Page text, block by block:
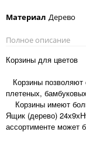
Материал Дерево
Полное описание
Корзины для цветов
Корзины позволяют
плетеных,
Корзины имеют
Ящик (дерево)
ассортименте может